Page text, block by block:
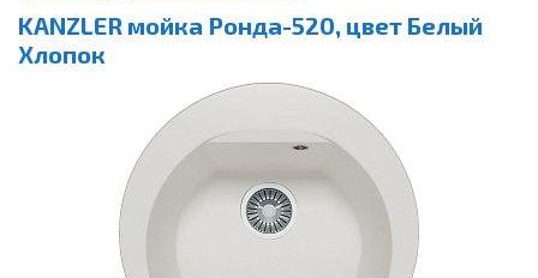
KANZLER мойка Ронда-520, цвет Белый
Хлопок